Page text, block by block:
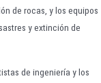
de rocas, y los equipos
y extinción de
de ingeniería y los